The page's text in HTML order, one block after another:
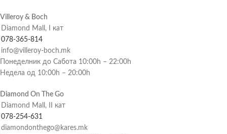
Villeroy & Boch
Diamond Mall, I кат
078-365-814
info@villeroy-boch.mk
Понеделник до Сабота 10:00h – 22:00h
Недела од 10:00h – 20:00h
Diamond On The Go
Diamond Mall, II кат
078-254-631
diamondonthego@kares.mk